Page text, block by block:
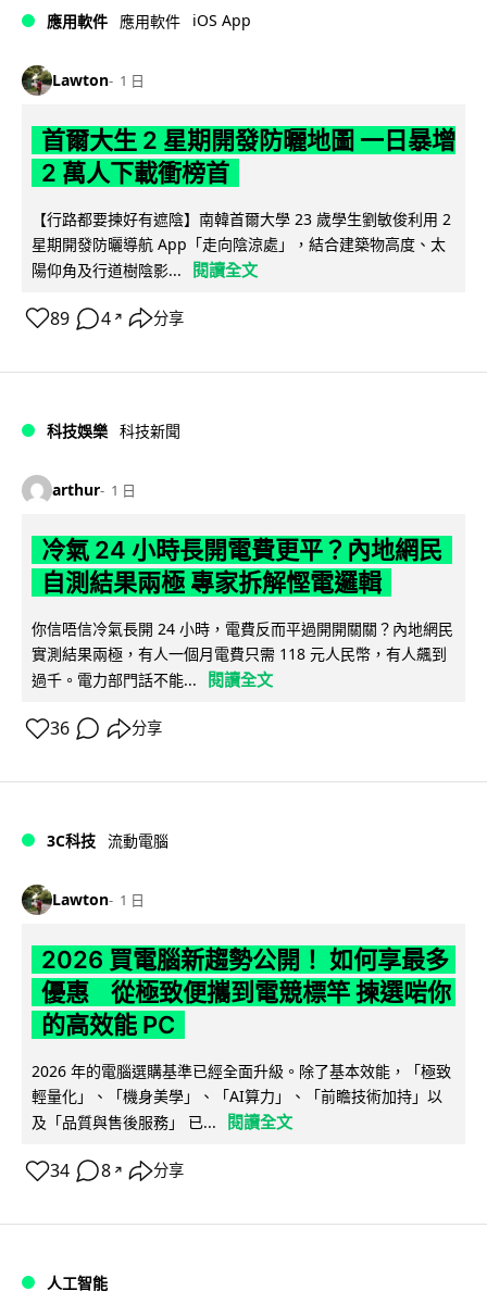
應用軟件 應用軟件 iOS App
Lawton 1 日
首爾大生 2 星期開發防曬地圖 一日暴增
2 萬人下載衝榜首
【行路都要揀好有遮陰】南韓首爾大學 23 歲學生劉敏俊利用 2
星期開發防曬導航 App「走向陰涼處」，結合建築物高度、太
陽仰角及行道樹陰影...
閱讀全文
89 4 ↗ 分享
科技娛樂 科技新聞
arthur 1 日
冷氣 24 小時長開電費更平？內地網民
自測結果兩極 專家拆解慳電邏輯
你信唔信冷氣長開 24 小時，電費反而平過開開關關？內地網民
實測結果兩極，有人一個月電費只需 118 元人民幣，有人飆到
過千。電力部門話不能...
閱讀全文
36 分享
3C科技 流動電腦
Lawton 1 日
2026 買電腦新趨勢公開！ 如何享最多
優惠 從極致便攜到電競標竿 揀選啱你
的高效能 PC
2026 年的電腦選購基準已經全面升級。除了基本效能，「極致
輕量化」、「機身美學」、「AI算力」、「前瞻技術加持」以
及「品質與售後服務」 已...
閱讀全文
34 8 ↗ 分享
人工智能